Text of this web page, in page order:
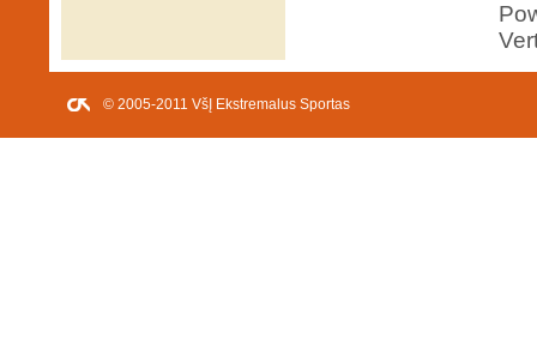
© 2005-2011 VšĮ Ekstremalus Sportas